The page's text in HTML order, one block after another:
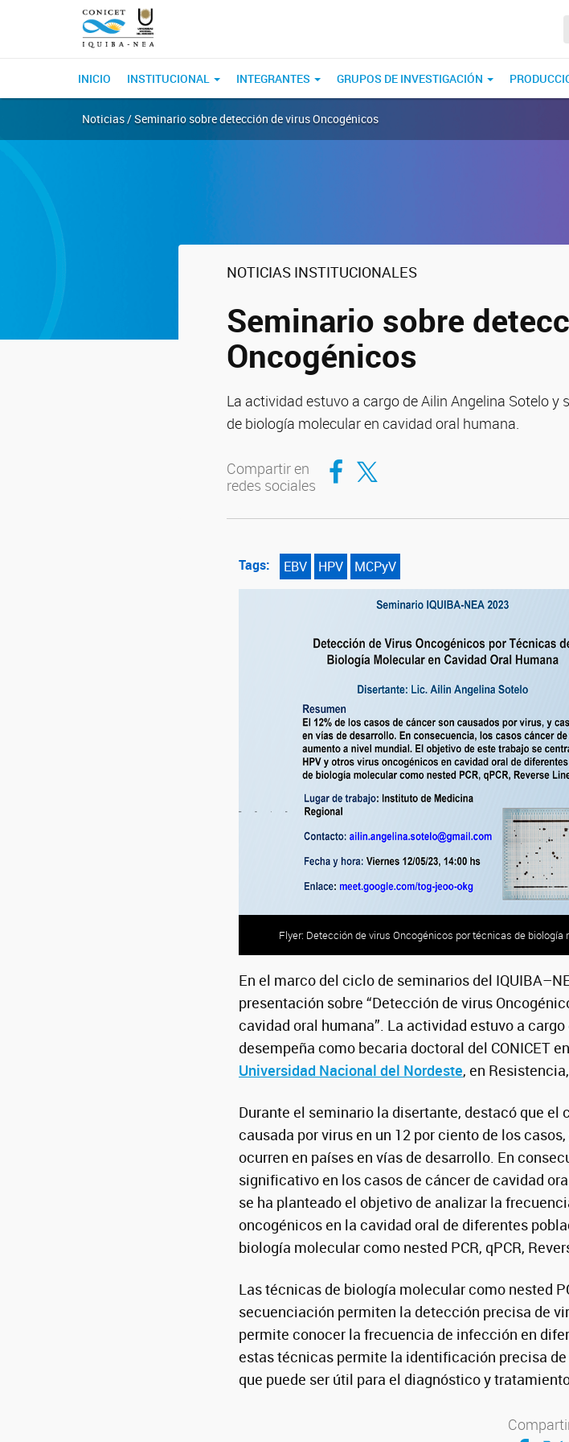
INICIO INSTITUCIONAL INTEGRANTES GRUPOS DE INVESTIGACIÓN
Noticias / Seminario sobre detección de virus Oncogénicos
NOTICIAS INSTITUCIONALES
Seminario sobre
Oncogénicos
La actividad estuvo a cargo de Ailin Angelina Sotelo y
de biología molecular en cavidad oral humana.
Compartir en
redes sociales
Compartir en Facebook
Compartir en Twitter
Tags: EBV HPV MCPyV
Flyer: Detección de virus Oncogénicos por técnicas de
En el marco del ciclo de seminarios del
presentación sobre “Detección de virus
cavidad oral humana”. La actividad estuvo a
desempeña como becaria doctoral del CONICET
Universidad Nacional del Nordeste, en
Durante el seminario la disertante, destacó que el
causada por virus en un 12 por ciento de los
ocurren en países en vías de desarrollo. En
significativo en los casos de cáncer de cavidad
se ha planteado el objetivo de analizar la
oncogénicos en la cavidad oral de diferentes
biología molecular como nested PCR, qPCR,
Las técnicas de biología molecular como nested
secuenciación permiten la detección precisa de
permite conocer la frecuencia de infección en
estas técnicas permite la identificación precisa
que puede ser útil para el diagnóstico y